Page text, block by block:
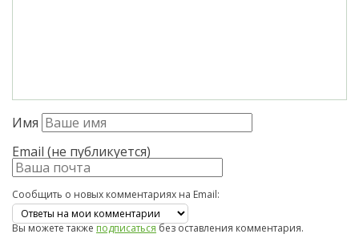
Имя
Email (не публикуется)
Сообщить о новых комментариях на Email:
Вы можете такжеподписатьсябез оставления комментария.